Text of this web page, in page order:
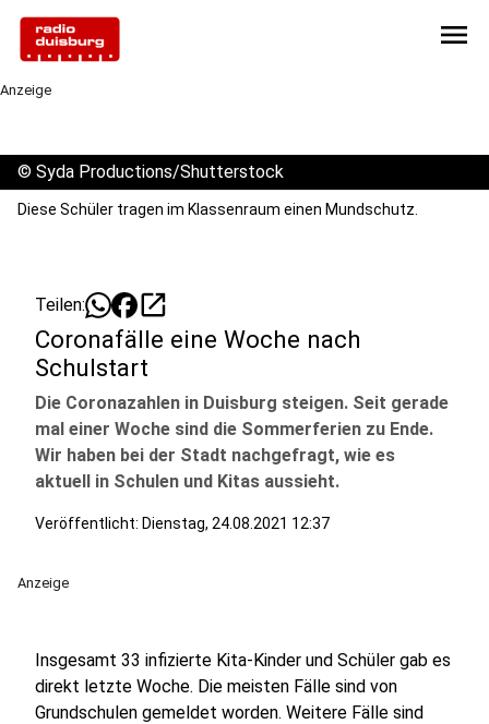
menu
Anzeige
© Syda Productions/Shutterstock
Diese Schüler tragen im Klassenraum einen Mundschutz.
Teilen: open_in_new
Coronafälle eine Woche nach
Schulstart
Die Coronazahlen in Duisburg steigen. Seit gerade
mal einer Woche sind die Sommerferien zu Ende.
Wir haben bei der Stadt nachgefragt, wie es
aktuell in Schulen und Kitas aussieht.
Veröffentlicht: Dienstag, 24.08.2021 12:37
Anzeige
Insgesamt 33 infizierte Kita-Kinder und Schüler gab es
direkt letzte Woche. Die meisten Fälle sind von
Grundschulen gemeldet worden. Weitere Fälle sind